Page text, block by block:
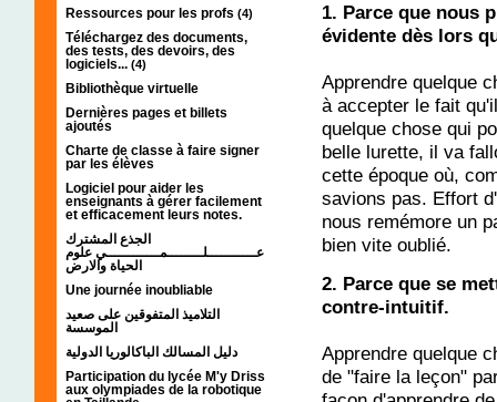
Ressources pour les profs (4)
Téléchargez des documents,
des tests, des devoirs, des
logiciels... (4)
Bibliothèque virtuelle
Dernières pages et billets
ajoutés
Charte de classe à faire signer
par les élèves
Logiciel pour aider les
enseignants à gérer facilement
et efficacement leurs notes.
الجذع المشترك
عـــــــــــلــــــــمــــــــــــي علوم
الحياة والارض
Une journée inoubliable
التلاميذ المتفوقين على صعيد
الموسسة
دليل المسالك الباكالوريا الدولية
Participation du lycée M'y Driss
aux olympiades de la robotique
1. Parce que nous
évidente dès lors
Apprendre quelque
à accepter le fait
quelque chose qui
belle lurette, il va
cette époque où,
savions pas. Effort
nous remémore un
bien vite oublié.
2. Parce que se
contre-intuitif.
Apprendre quelque
de "faire la leçon"